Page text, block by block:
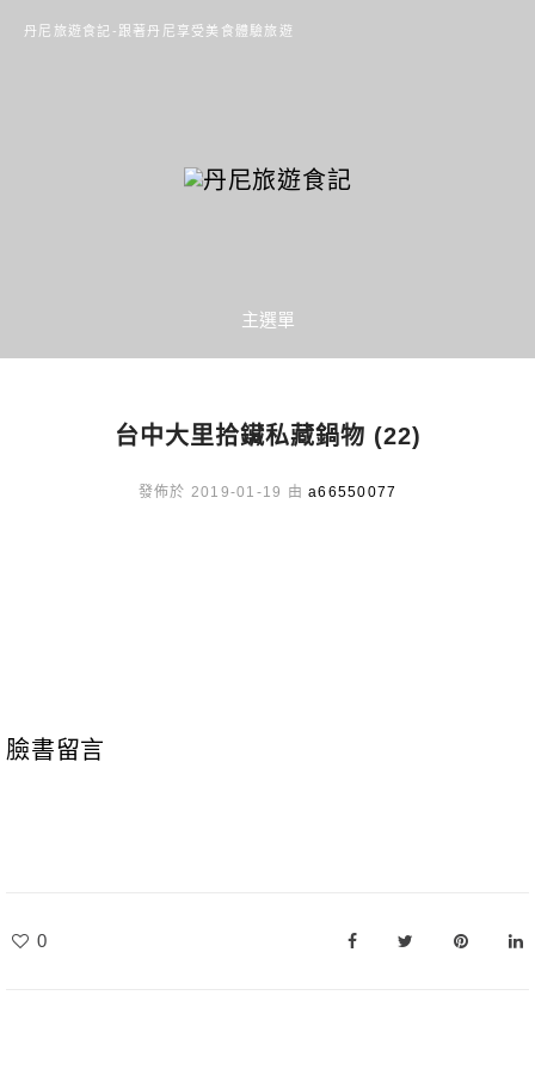
丹尼旅遊食記-跟著丹尼享受美食體驗旅遊
主選單
台中大里拾鑶私藏鍋物 (22)
發佈於 2019-01-19 由 a66550077
臉書留言
0